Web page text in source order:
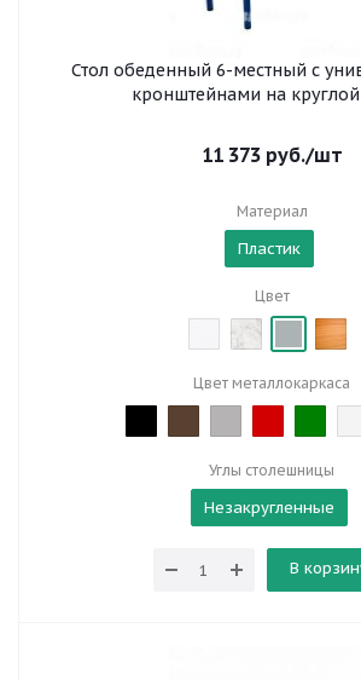
Стол обеденный 6-местный с
кронштейнами на круглой
11 373руб./шт
Материал
Пластик
Цвет
Цвет металлокаркаса
Углы столешницы
Незакругленные
В